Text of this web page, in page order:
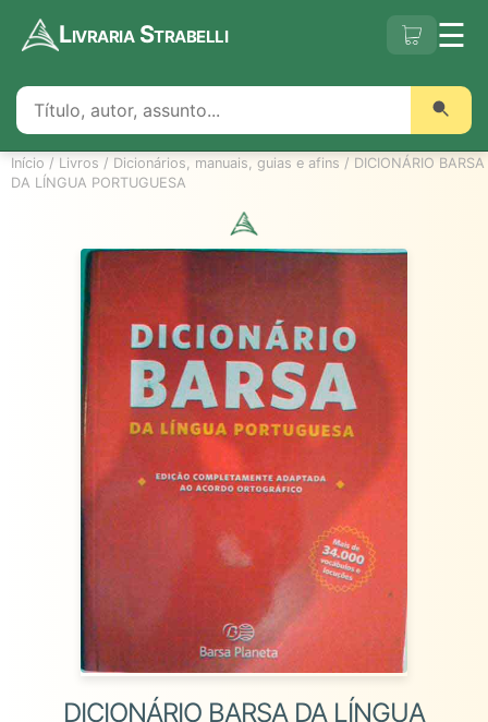
Livraria Strabelli ☰
Início / Livros / Dicionários, manuais, guias e afins / DICIONÁRIO BARSA
DA LÍNGUA PORTUGUESA
DICIONÁRIO BARSA DA LÍNGUA